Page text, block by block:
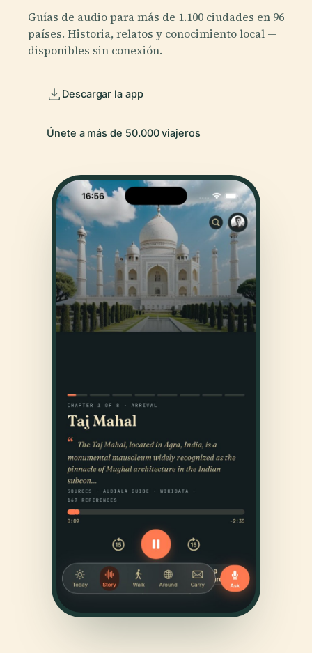
Guías de audio para más de 1.100 ciudades en 96
países. Historia, relatos y conocimiento local —
disponibles sin conexión.
Descargar la app
Únete a más de 50.000 viajeros